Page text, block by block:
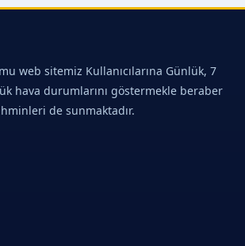
web sitemiz Kullanıcılarına Günlük, 7
hava durumlarını göstermekle beraber
de sunmaktadır.